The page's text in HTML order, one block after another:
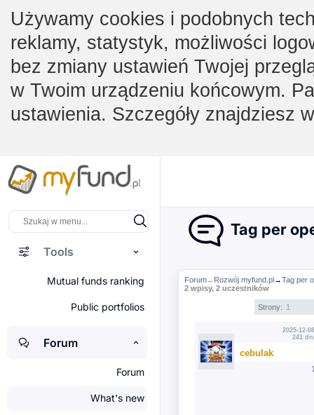
Używamy cookies i podobnych
reklamy, statystyk, możliwości
bez zmiany ustawień Twojej
w Twoim urządzeniu końcowym.
ustawienia. Szczegóły znajdziesz
Tools
Mutual funds ranking
Public portfolios
Forum
Forum
What's new
Tag per
Forum→ Rozwój myfund.pl→Tag per
2 wpisy, 2 uczestników
Strony: 1
2025-12-
241
cebulak